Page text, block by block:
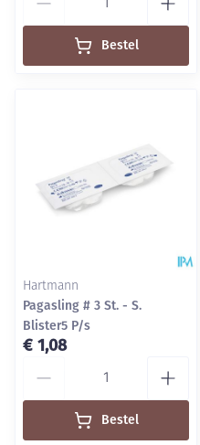
Bestel
Hartmann
Pagasling # 3 St. - S.
Blister5 P/s
€ 1,08
Bestel